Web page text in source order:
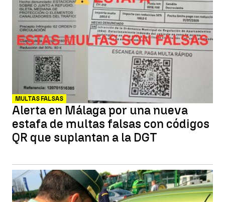
MULTAS FALSAS
Alerta en Málaga por una nueva
estafa de multas falsas con códigos
QR que suplantan a la DGT